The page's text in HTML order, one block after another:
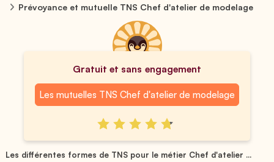
Prévoyance et mutuelle TNS Chef d'atelier de modelage
Gratuit et sans engagement
Les mutuelles TNS Chef d'atelier de modelage
Les différentes formes de TNS pour le métier Chef d'atelier ...